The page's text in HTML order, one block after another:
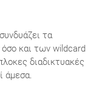
τα
και των wildcard
διαδικτυακές
άμεσα.